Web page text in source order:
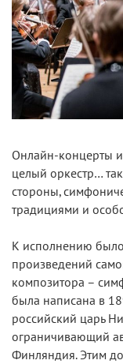
Онлайн-концерты
целый оркестр…
стороны,
традициями и
К исполнению
произведений
композитора –
была написана в
российский царь
ограничивающий
Финляндия. Этим